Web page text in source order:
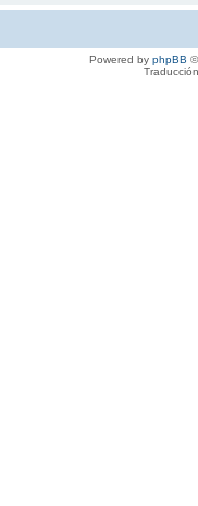
Powered by phpBB